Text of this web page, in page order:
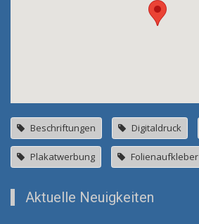
Beschriftungen Digitaldruck
Plakatwerbung Folienaufkleber
Aktuelle Neuigkeiten